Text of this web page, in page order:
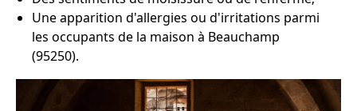
Une apparition d'allergies ou d'irritations parmi
les occupants de la maison à Beauchamp
(95250).